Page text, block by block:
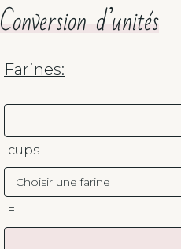
Conversion d’unités
Farines:
cups
=